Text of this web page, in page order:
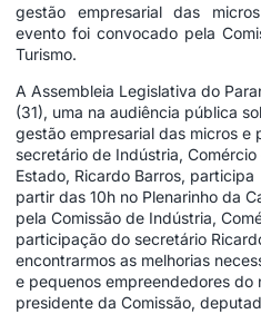
gestão empresarial das
evento foi convocado pela
Turismo.
A Assembleia Legislativa do
(31), uma na audiência pública
gestão empresarial das micros e
secretário de Indústria,
Estado, Ricardo Barros,
partir das 10h no Plenarinho da
pela Comissão de Indústria,
participação do secretário
encontrarmos as melhorias
e pequenos empreendedores do
presidente da Comissão,